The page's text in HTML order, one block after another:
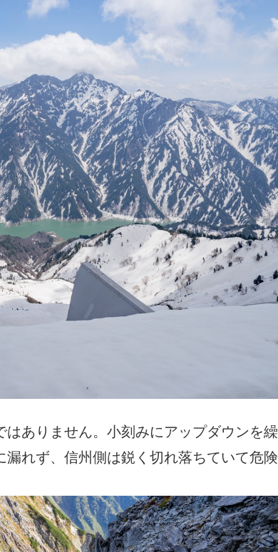
ありません。小刻みにアップダウンを繰
れず、信州側は鋭く切れ落ちていて危険